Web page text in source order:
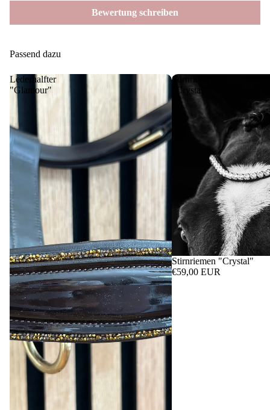
Bewertung schreiben
Passend dazu
Lederhalfter
"Glamour"
Stirnriemen
"Crystal"
Stirnriemen "Crystal"
€59,00 EUR